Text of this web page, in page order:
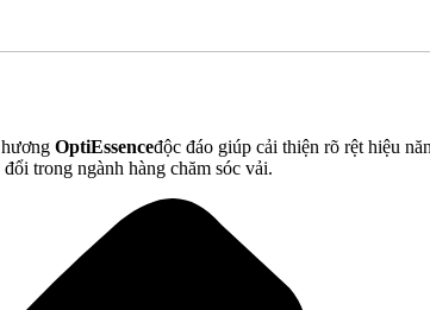
OptiEssenceđộc đáo giúp cải thiện rõ rệt hiệu
trong ngành hàng chăm sóc vải.